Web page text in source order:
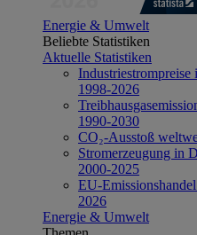
Energie & Umwelt
Beliebte Statistiken
Aktuelle Statistiken
Industriestrompreise
1998-2026
1990-2030
CO₂-Ausstoß
Stromerzeugung in
2000-2025
EU-
2026
Energie & Umwelt